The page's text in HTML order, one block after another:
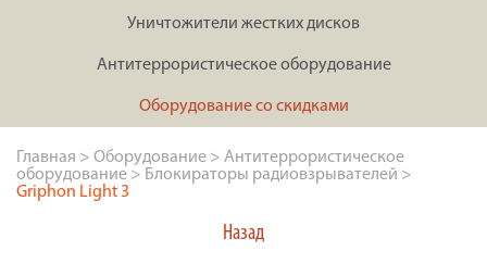
Уничтожители жестких дисков
Антитеррористическое оборудование
Оборудование со скидками
Главная > Оборудование > Антитеррористическое
оборудование > Блокираторы радиовзрывателей >
Griphon Light 3
Назад